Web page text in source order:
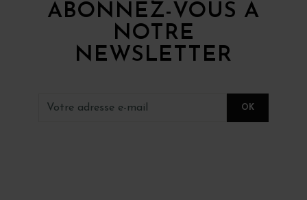
ABONNEZ-VOUS À
NOTRE
NEWSLETTER